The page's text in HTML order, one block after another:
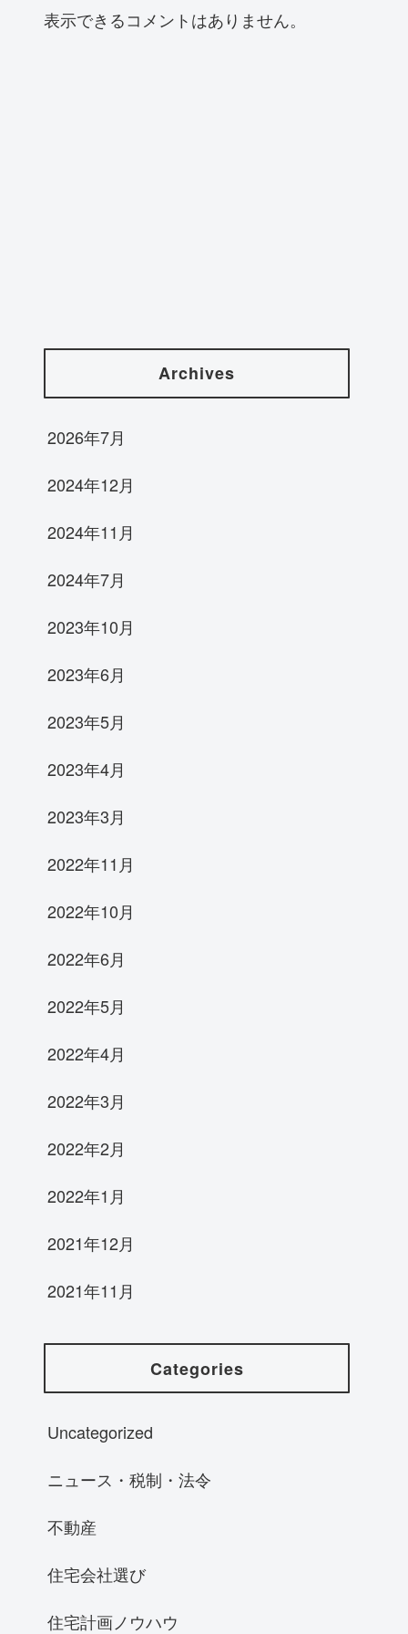
表示できるコメントはありません。
Archives
2026年7月
2024年12月
2024年11月
2024年7月
2023年10月
2023年6月
2023年5月
2023年4月
2023年3月
2022年11月
2022年10月
2022年6月
2022年5月
2022年4月
2022年3月
2022年2月
2022年1月
2021年12月
2021年11月
Categories
Uncategorized
ニュース・税制・法令
不動産
住宅会社選び
住宅計画ノウハウ